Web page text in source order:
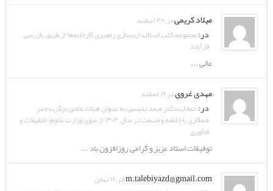
میلاد کریمیدر ۲۸ اسفند
در:مجموعه کتب استانداردسازی راهبری کارخانه‌ها از طریق بازرسی
فرآیند
عالی ...
مهدی غرویدر ۱۹ اسفند
در:انتخاب دکتر صمد بنیسی به عنوان هیات علمی برگزیده در
همکاری با جامعه و صنعت در سال ۱۴۰۴ از سوی وزارت علوم، تحقیقات و
فناوری
توفیقات استاد عزیز و گرامی روزافزون باد ...
m.talebiyazd@gmail.comدر ۱۶ بهمن